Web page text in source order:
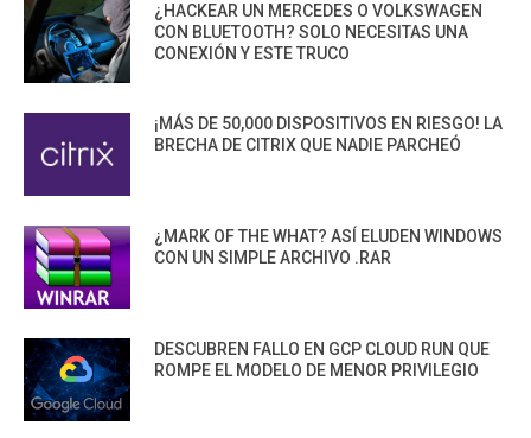
¿HACKEAR UN MERCEDES O VOLKSWAGEN
CON BLUETOOTH? SOLO NECESITAS UNA
CONEXIÓN Y ESTE TRUCO
¡MÁS DE 50,000 DISPOSITIVOS EN RIESGO! LA
BRECHA DE CITRIX QUE NADIE PARCHEÓ
¿MARK OF THE WHAT? ASÍ ELUDEN WINDOWS
CON UN SIMPLE ARCHIVO .RAR
DESCUBREN FALLO EN GCP CLOUD RUN QUE
ROMPE EL MODELO DE MENOR PRIVILEGIO